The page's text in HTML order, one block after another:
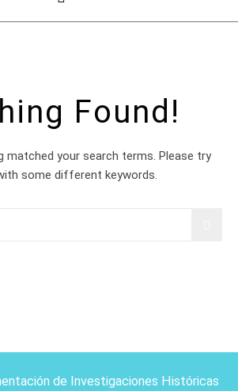
Found!
matched your search terms. Please try
some different keywords.
de Investigaciones Históricas